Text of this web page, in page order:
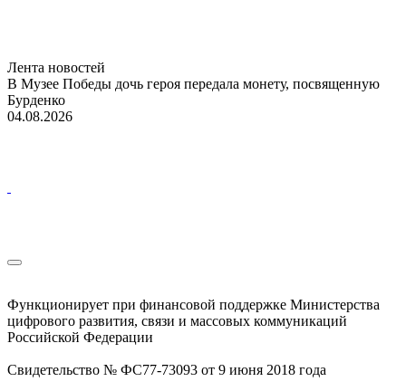
Лента новостей
В Музее Победы дочь героя передала монету, посвященную
Бурденко
04.08.2026
Функционирует при финансовой поддержке Министерства
цифрового развития, связи и массовых коммуникаций
Российской Федерации
Свидетельство № ФС77-73093 от 9 июня 2018 года